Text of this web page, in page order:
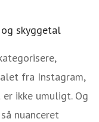
skyggetal
fra Instagram,
ikke umuligt. Og
nuanceret